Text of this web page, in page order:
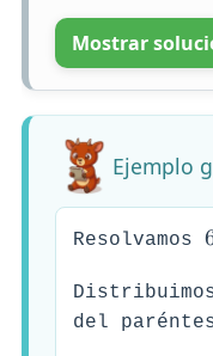
Mostrar
Ejemplo
Resolvamos
del